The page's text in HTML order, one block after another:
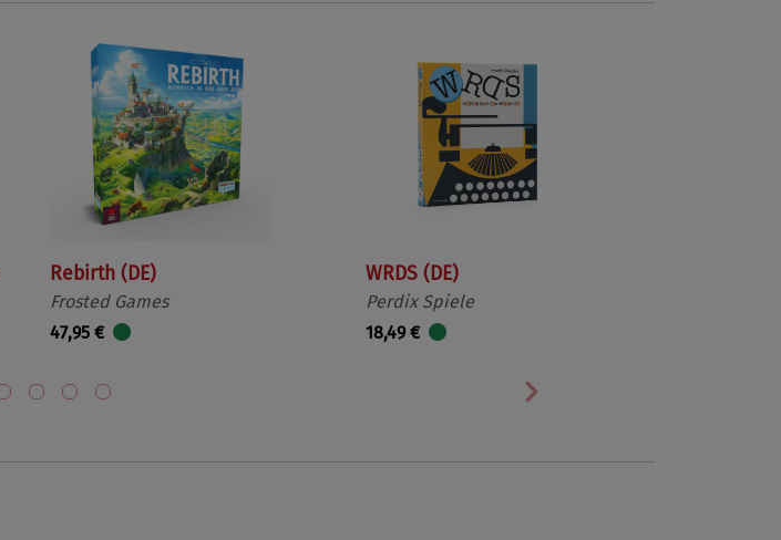
Rebirth (DE)
Frosted Games
47,95 €
WRDS (DE)
Perdix Spiele
18,49 €
Nächste